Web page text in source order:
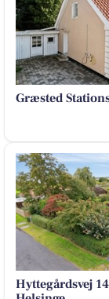
Græsted
Hyttegårdsvej